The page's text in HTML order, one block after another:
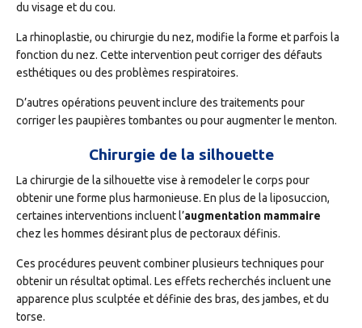
du visage et du cou.
La rhinoplastie, ou chirurgie du nez, modifie la forme et parfois la
fonction du nez. Cette intervention peut corriger des défauts
esthétiques ou des problèmes respiratoires.
D’autres opérations peuvent inclure des traitements pour
corriger les paupières tombantes ou pour augmenter le menton.
Chirurgie de la silhouette
La chirurgie de la silhouette vise à remodeler le corps pour
obtenir une forme plus harmonieuse. En plus de la liposuccion,
certaines interventions incluent l’augmentation mammaire
chez les hommes désirant plus de pectoraux définis.
Ces procédures peuvent combiner plusieurs techniques pour
obtenir un résultat optimal. Les effets recherchés incluent une
apparence plus sculptée et définie des bras, des jambes, et du
torse.